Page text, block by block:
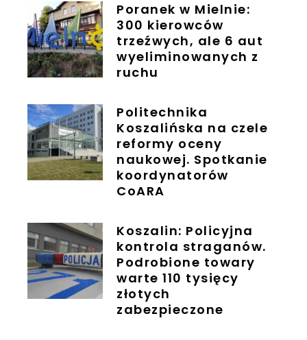
Poranek w Mielnie:
300 kierowców
trzeźwych, ale 6 aut
wyeliminowanych z
ruchu
Politechnika
Koszalińska na czele
reformy oceny
naukowej. Spotkanie
koordynatorów
CoARA
Koszalin: Policyjna
kontrola straganów.
Podrobione towary
warte 110 tysięcy
złotych
zabezpieczone